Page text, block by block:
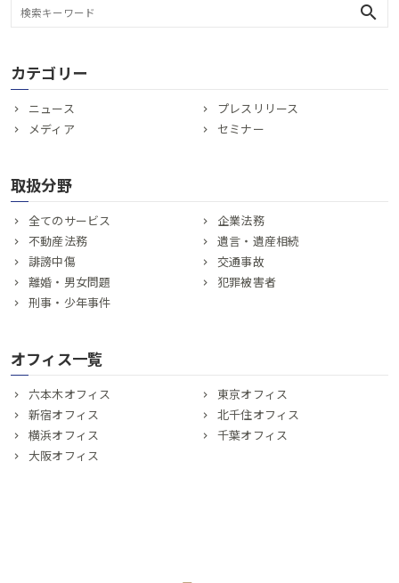
search
カテゴリー
ニュース
プレスリリース
メディア
セミナー
取扱分野
全てのサービス
企業法務
不動産法務
遺言・遺産相続
誹謗中傷
交通事故
離婚・男女問題
犯罪被害者
刑事・少年事件
オフィス一覧
六本木オフィス
東京オフィス
新宿オフィス
北千住オフィス
横浜オフィス
千葉オフィス
大阪オフィス